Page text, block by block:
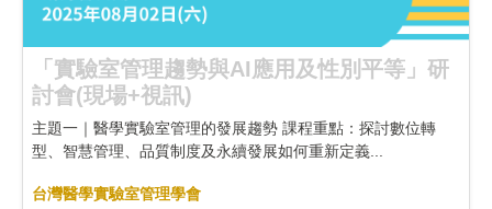
「實驗室管理趨勢與AI應用及性別平等」研
討會(現場+視訊)
主題一｜醫學實驗室管理的發展趨勢 課程重點：探討數位轉
型、智慧管理、品質制度及永續發展如何重新定義...
台灣醫學實驗室管理學會